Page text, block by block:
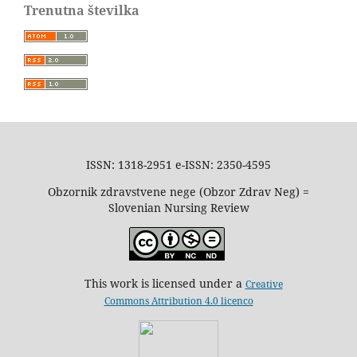
Trenutna številka
ISSN: 1318-2951 e-ISSN: 2350-4595
Obzornik zdravstvene nege (Obzor Zdrav Neg) =
Slovenian Nursing Review
This work is licensed under a Creative
Commons Attribution 4.0 licenco